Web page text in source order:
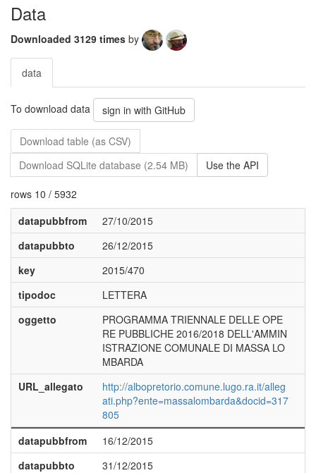
Data
Downloaded 3129 times by
data
To download data sign in with GitHub
Download table (as CSV)
Download SQLite database (2.54 MB)
Use the API
rows 10 / 5932
datapubbfrom
27/10/2015
datapubbto
26/12/2015
key
2015/470
tipodoc
LETTERA
oggetto
PROGRAMMA TRIENNALE DELLE OPE
RE PUBBLICHE 2016/2018 DELL'AMMIN
ISTRAZIONE COMUNALE DI MASSA LO
MBARDA
URL_allegato
http://albopretorio.comune.lugo.ra.it/alleg
ati.php?ente=massalombarda&docid=317
805
datapubbfrom
16/12/2015
datapubbto
31/12/2015